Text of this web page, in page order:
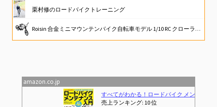
栗村修のロードバイクトレーニング
Roisin 合金ミニマウンテンバイク自転車モデル 1/10 RC クローラー 10 4 D90 CC01 装飾用、ブラック
amazon.co.jp
すべてがわかる！ロードバイク メンテナンス入門 (コスミックムック)
売上ランキング: 10 位
Previous Next